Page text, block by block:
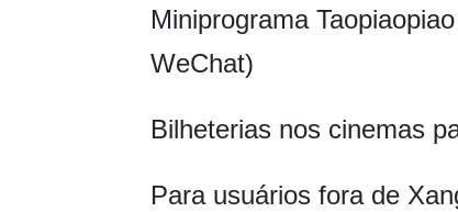
Miniprograma
WeChat)
Bilheterias nos cinemas
Para usuários fora de